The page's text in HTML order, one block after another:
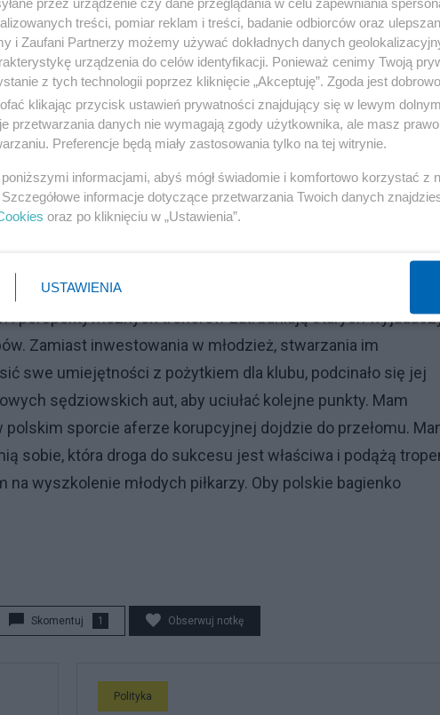
zjawiska, za którym stały czołowe osoby piłkarskiego
meczów, tak naprawdę byli oszukiwani. Zamiast widowiska
rolę reżysera wcielał się sędzia, zaś scenariusz
szczeblu centralnym klubu, który byłby całkowicie czysty.
w korupcję tylko do kilku lat wstecz, lecz gdyby nie to
kilka lat zupełnie zlikwidować.
tak słaba, dlaczego polskie kluby nie mogą przebić się
i utalentowanych a nasza reprezentacja jeździ na
Odpowiedź jest taka, że piłkarze grają głównie w
i dojrzewają piłkarsko, natomiast ci z polskiej ligi po
kluby zamiast inwestować w wyszkolenie młodych piłkarzy,
i perspektywicznych trenerów zatrudniają starych
Zamiast inwestowania w młodzież, stwarzania im
swe umiejętności z pożytkiem dla klubu, podcinało się jej
sędziowskich aut, aby uciułać kolejne punkty. Mam
sporcie aferze korupcyjnej dojdzie do przełomu.
sobie, która droga do sukcesu jest właściwa i podążą
wyszkolenie młodych piłkarzy. Oby polskie bagienko
Skomentuj 1 Obserwuj notkę
Polityka
treści, pomiar reklam i treści, badanie odbiorców oraz
i Zaufani Partnerzy możemy używać dokładnych danych
urządzenia do celów identyfikacji. Ponieważ cenimy Twoją
z tych technologii poprzez kliknięcie „Akceptuję”. Zgoda jest
klikając przycisk ustawień prywatności znajdujący się w lewym
przetwarzania danych nie wymagają zgody użytkownika, ale masz
Preferencje będą miały zastosowania tylko na tej witrynie.
informacjami, abyś mógł świadomie i komfortowo korzystać z
informacje dotyczące przetwarzania Twoich danych
oraz po kliknięciu w „Ustawienia”.
USTAWIENIA